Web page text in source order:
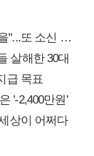
소신 발언
살해한 30대
급 목표
'-2,400만원'
상이 어쩌다